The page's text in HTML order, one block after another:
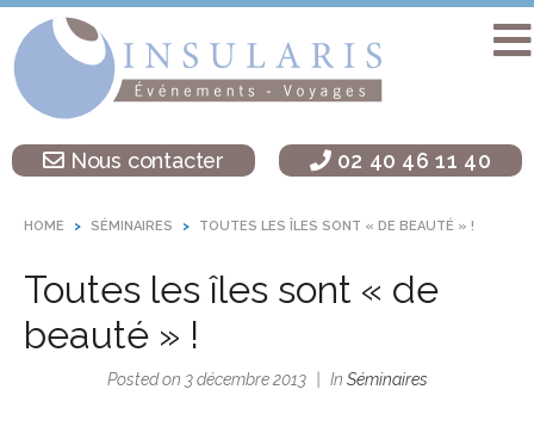
Accueil
Séminaire
sur une île
Activités
Soirées
Autres
Nous contacter 02 40 46 11 40
HOME SÉMINAIRES TOUTES LES ÎLES SONT « DE BEAUTÉ » !
Toutes les îles sont « de
beauté » !
Posted on 3 décembre 2013 In Séminaires